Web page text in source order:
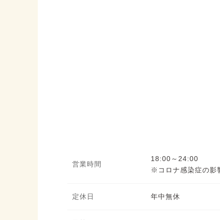
営業時間
18:00～24:00
※コロナ感染症の影
定休日 年中無休